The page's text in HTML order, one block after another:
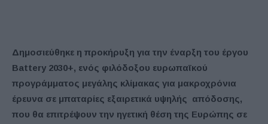
Δημοσιεύθηκε η προκήρυξη για την έναρξη του έργου
Battery 2030+, ενός φιλόδοξου ευρωπαϊκού
προγράμματος μεγάλης κλίμακας για μακροχρόνια
έρευνα σε μπαταρίες εξαιρετικά υψηλής απόδοσης,
που θα επιτρέψουν την ηγετική θέση της Ευρώπης σε